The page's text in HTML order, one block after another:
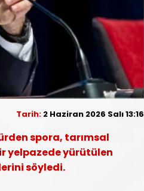
Tarih: 2 Haziran 2026 Salı 13:16
spora, tarımsal
yelpazede yürütülen
söyledi.